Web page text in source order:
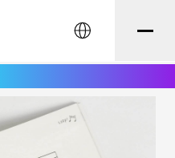
English